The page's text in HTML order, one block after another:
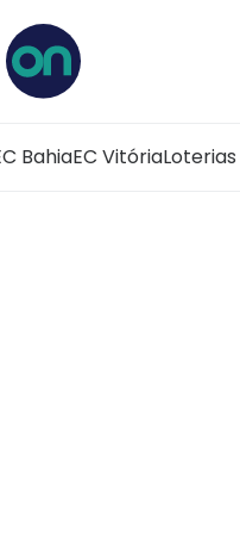
BahiaEC VitóriaLoterias